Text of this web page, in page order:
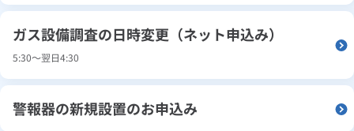
ガス設備調査の日時変更（ネット申込み）
5:30～翌日4:30
警報器の新規設置のお申込み